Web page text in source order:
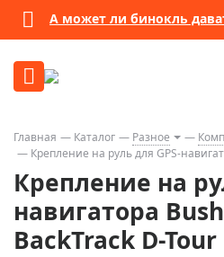
А может ли бинокль
Главная Каталог Разное
Крепление на руль для GPS-
Крепление на
навигатора
BackTrack D-Tour